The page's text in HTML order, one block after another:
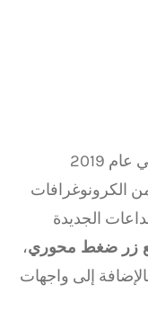
تستمد مجموعة 1887، التي أُطلقت في عام 2019
من الكرونوغرافات
الجديدة
مع زر ضغط محوري،
إلى واجهات